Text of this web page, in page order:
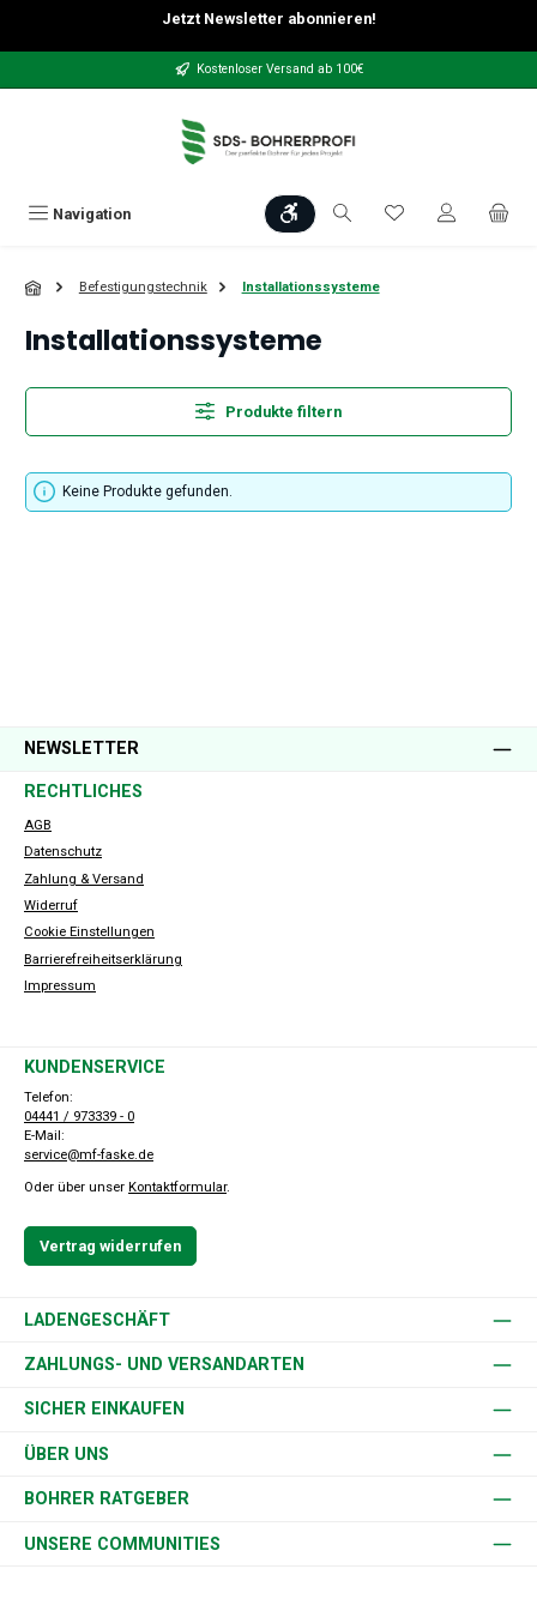
Zum Hauptinhalt springenJetzt Newsletter abonnieren!
Kostenloser Versand ab 100€
Navigation Werkzeugleiste anzeigen
Du hast 0
Befestigungstechnik Installationssysteme
Installationssysteme
Produkte filtern
Keine Produkte gefunden.
NEWSLETTER
RECHTLICHES
AGB
Datenschutz
Zahlung & Versand
Widerruf
Cookie Einstellungen
Barrierefreiheitserklärung
Impressum
KUNDENSERVICE
Telefon:
04441 / 973339 - 0
E-Mail:
service@mf-faske.de
Oder über unser Kontaktformular.
Vertrag widerrufen
LADENGESCHÄFT
ZAHLUNGS- UND VERSANDARTEN
SICHER EINKAUFEN
ÜBER UNS
BOHRER RATGEBER
UNSERE COMMUNITIES